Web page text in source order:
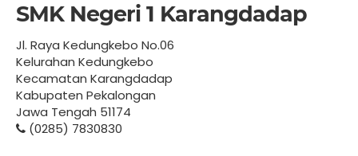
SMK Negeri 1 Karangdadap
Jl. Raya Kedungkebo No.06
Kelurahan Kedungkebo
Kecamatan Karangdadap
Kabupaten Pekalongan
Jawa Tengah 51174
(0285) 7830830